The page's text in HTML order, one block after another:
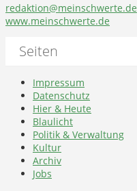
redaktion@meinschwerte.de
www.meinschwerte.de
Seiten
Impressum
Datenschutz
Hier & Heute
Blaulicht
Politik & Verwaltung
Kultur
Archiv
Jobs